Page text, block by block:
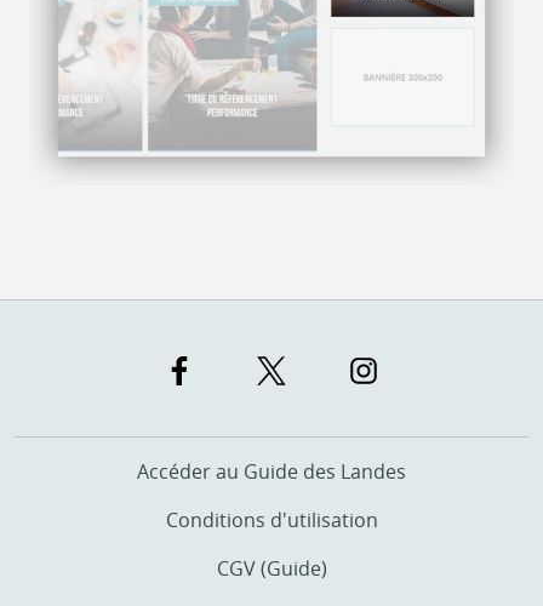
Accéder au Guide des Landes
Conditions d'utilisation
CGV (Guide)